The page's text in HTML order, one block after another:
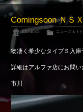
About NSX
NSXについて
Reflesh Plan
整備・修理・
Trade in
買取査定
Blog
公式ブログ
Comingsoon ＮＳ
2017.10.05 ニュース＆ト
物凄く希少なタイプＳ入庫
詳細はアルファ店にお問
市川